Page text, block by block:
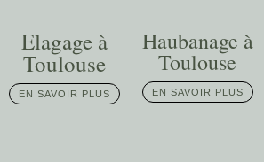
Elagage à
Toulouse
EN SAVOIR PLUS
Haubanage à
Toulouse
EN SAVOIR PLUS